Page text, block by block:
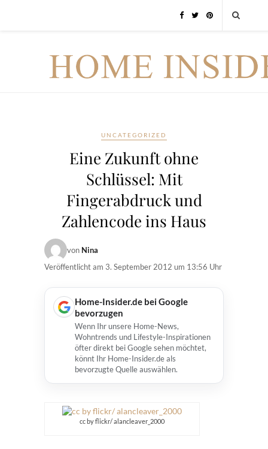
UNCATEGORIZED
Eine Zukunft ohne
Schlüssel: Mit
Fingerabdruck und
Zahlencode ins Haus
von Nina
Veröffentlicht am 3. September 2012 um 13:56 Uhr
Home-Insider.de bei Google
bevorzugen
Wenn Ihr unsere Home-News,
Wohntrends und Lifestyle-Inspirationen
öfter direkt bei Google sehen möchtet,
könnt Ihr Home-Insider.de als
bevorzugte Quelle auswählen.
cc by flickr/ alancleaver_2000